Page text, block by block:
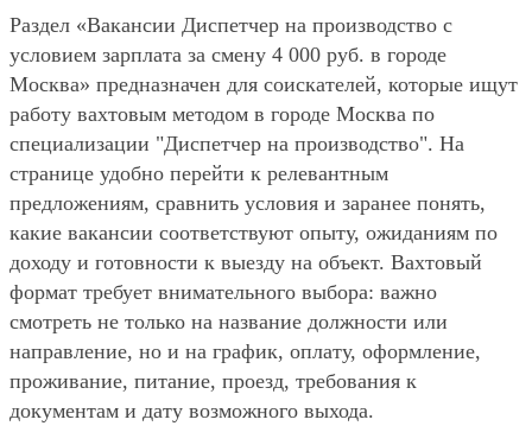
Раздел «Вакансии Диспетчер на производство с
условием зарплата за смену 4 000 руб. в городе
Москва» предназначен для соискателей, которые ищут
работу вахтовым методом в городе Москва по
специализации "Диспетчер на производство". На
странице удобно перейти к релевантным
предложениям, сравнить условия и заранее понять,
какие вакансии соответствуют опыту, ожиданиям по
доходу и готовности к выезду на объект. Вахтовый
формат требует внимательного выбора: важно
смотреть не только на название должности или
направление, но и на график, оплату, оформление,
проживание, питание, проезд, требования к
документам и дату возможного выхода.